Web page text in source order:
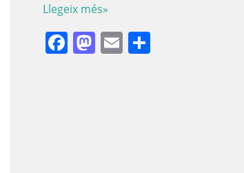
Llegeix més»
Facebook
Mastodon
Email